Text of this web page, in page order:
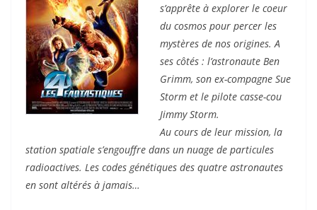
s’apprête à explorer le coeur
du cosmos pour percer les
mystères de nos origines. A
ses côtés : l’astronaute Ben
Grimm, son ex-compagne Sue
Storm et le pilote casse-cou
Jimmy Storm.
Au cours de leur mission, la
station spatiale s’engouffre dans un nuage de particules
radioactives. Les codes génétiques des quatre astronautes
en sont altérés à jamais…